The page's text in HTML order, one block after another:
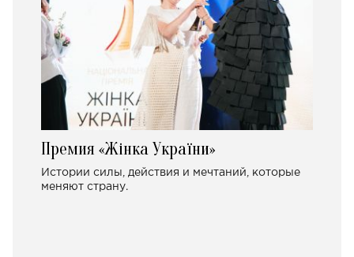
Премия «Жінка України»
Истории силы, действия и мечтаний, которые
меняют страну.